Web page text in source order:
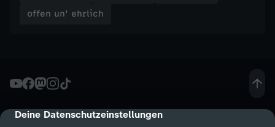
cmp-dialog-description
Deine Datenschutzeinstellungen
N
S
offen un' ehrlich